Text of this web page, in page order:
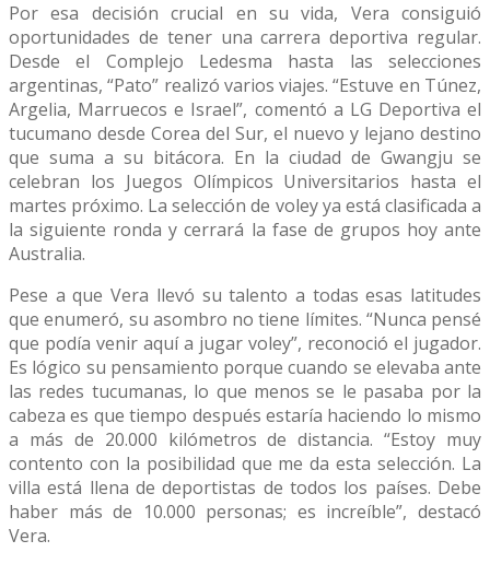
Por esa decisión crucial en su vida, Vera consiguió
oportunidades de tener una carrera deportiva regular.
Desde el Complejo Ledesma hasta las selecciones
argentinas, “Pato” realizó varios viajes. “Estuve en Túnez,
Argelia, Marruecos e Israel”, comentó a LG Deportiva el
tucumano desde Corea del Sur, el nuevo y lejano destino
que suma a su bitácora. En la ciudad de Gwangju se
celebran los Juegos Olímpicos Universitarios hasta el
martes próximo. La selección de voley ya está clasificada a
la siguiente ronda y cerrará la fase de grupos hoy ante
Australia.
Pese a que Vera llevó su talento a todas esas latitudes
que enumeró, su asombro no tiene límites. “Nunca pensé
que podía venir aquí a jugar voley”, reconoció el jugador.
Es lógico su pensamiento porque cuando se elevaba ante
las redes tucumanas, lo que menos se le pasaba por la
cabeza es que tiempo después estaría haciendo lo mismo
a más de 20.000 kilómetros de distancia. “Estoy muy
contento con la posibilidad que me da esta selección. La
villa está llena de deportistas de todos los países. Debe
haber más de 10.000 personas; es increíble”, destacó
Vera.